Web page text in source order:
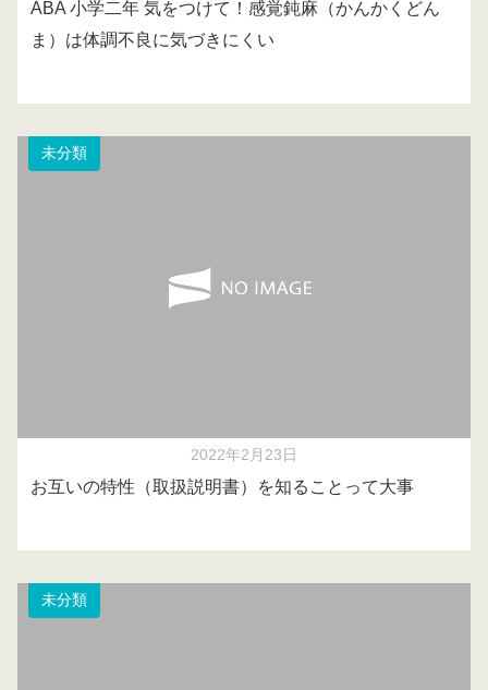
ABA 小学二年 気をつけて！感覚鈍麻（かんかくどん
ま）は体調不良に気づきにくい
未分類
2022年2月23日
お互いの特性（取扱説明書）を知ることって大事
未分類